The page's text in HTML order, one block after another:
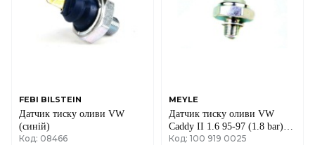
FEBI BILSTEIN
Датчик тиску оливи VW
(синій)
Код: 08466
MEYLE
Датчик тиску оливи VW
Caddy II 1.6 95-97 (1.8 bar)
(білий)
Код: 100 919 0025